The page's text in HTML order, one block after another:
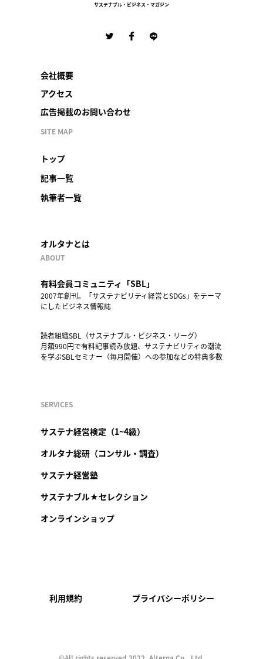
サステナブル・ビジネス・マガジン
会社概要
アクセス
広告掲載のお問い合わせ
SITE MAP
トップ
記事一覧
執筆者一覧
オルタナとは
ABOUT
有料会員コミュニティ「SBL」
2007年創刊。「サステナビリティ経営とSDGs」をテーマ
にしたビジネス情報誌
読者組織SBL（サステナブル・ビジネス・リーグ）
月額990円で有料記事読み放題、サステナビリティの潮流
を学ぶSBLセミナー（毎月開催）への参加などの特典多数
SERVICES
サステナ経営検定（1~4級）
オルタナ総研（コンサル・調査）
サステナ経営塾
サステナブル★セレクション
オンラインショップ
利用規約 プライバシーポリシー